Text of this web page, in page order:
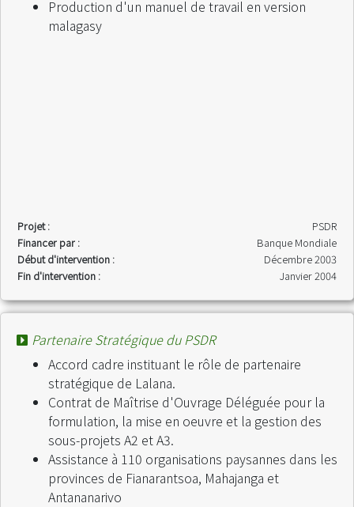
Production d'un manuel de travail en version
malagasy
Projet :
PSDR
Financer par :
Banque Mondiale
Début d'intervention :
Décembre 2003
Fin d'intervention :
Janvier 2004
Partenaire Stratégique du PSDR
Accord cadre instituant le rôle de partenaire
stratégique de Lalana.
Contrat de Maîtrise d'Ouvrage Déléguée pour la
formulation, la mise en oeuvre et la gestion des
sous-projets A2 et A3.
Assistance à 110 organisations paysannes dans les
provinces de Fianarantsoa, Mahajanga et
Antananarivo